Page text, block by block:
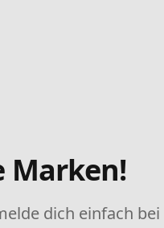
Marken!
dich einfach bei